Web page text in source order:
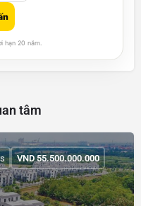
hạn 20 năm.
tâm
VND55.500.000.000